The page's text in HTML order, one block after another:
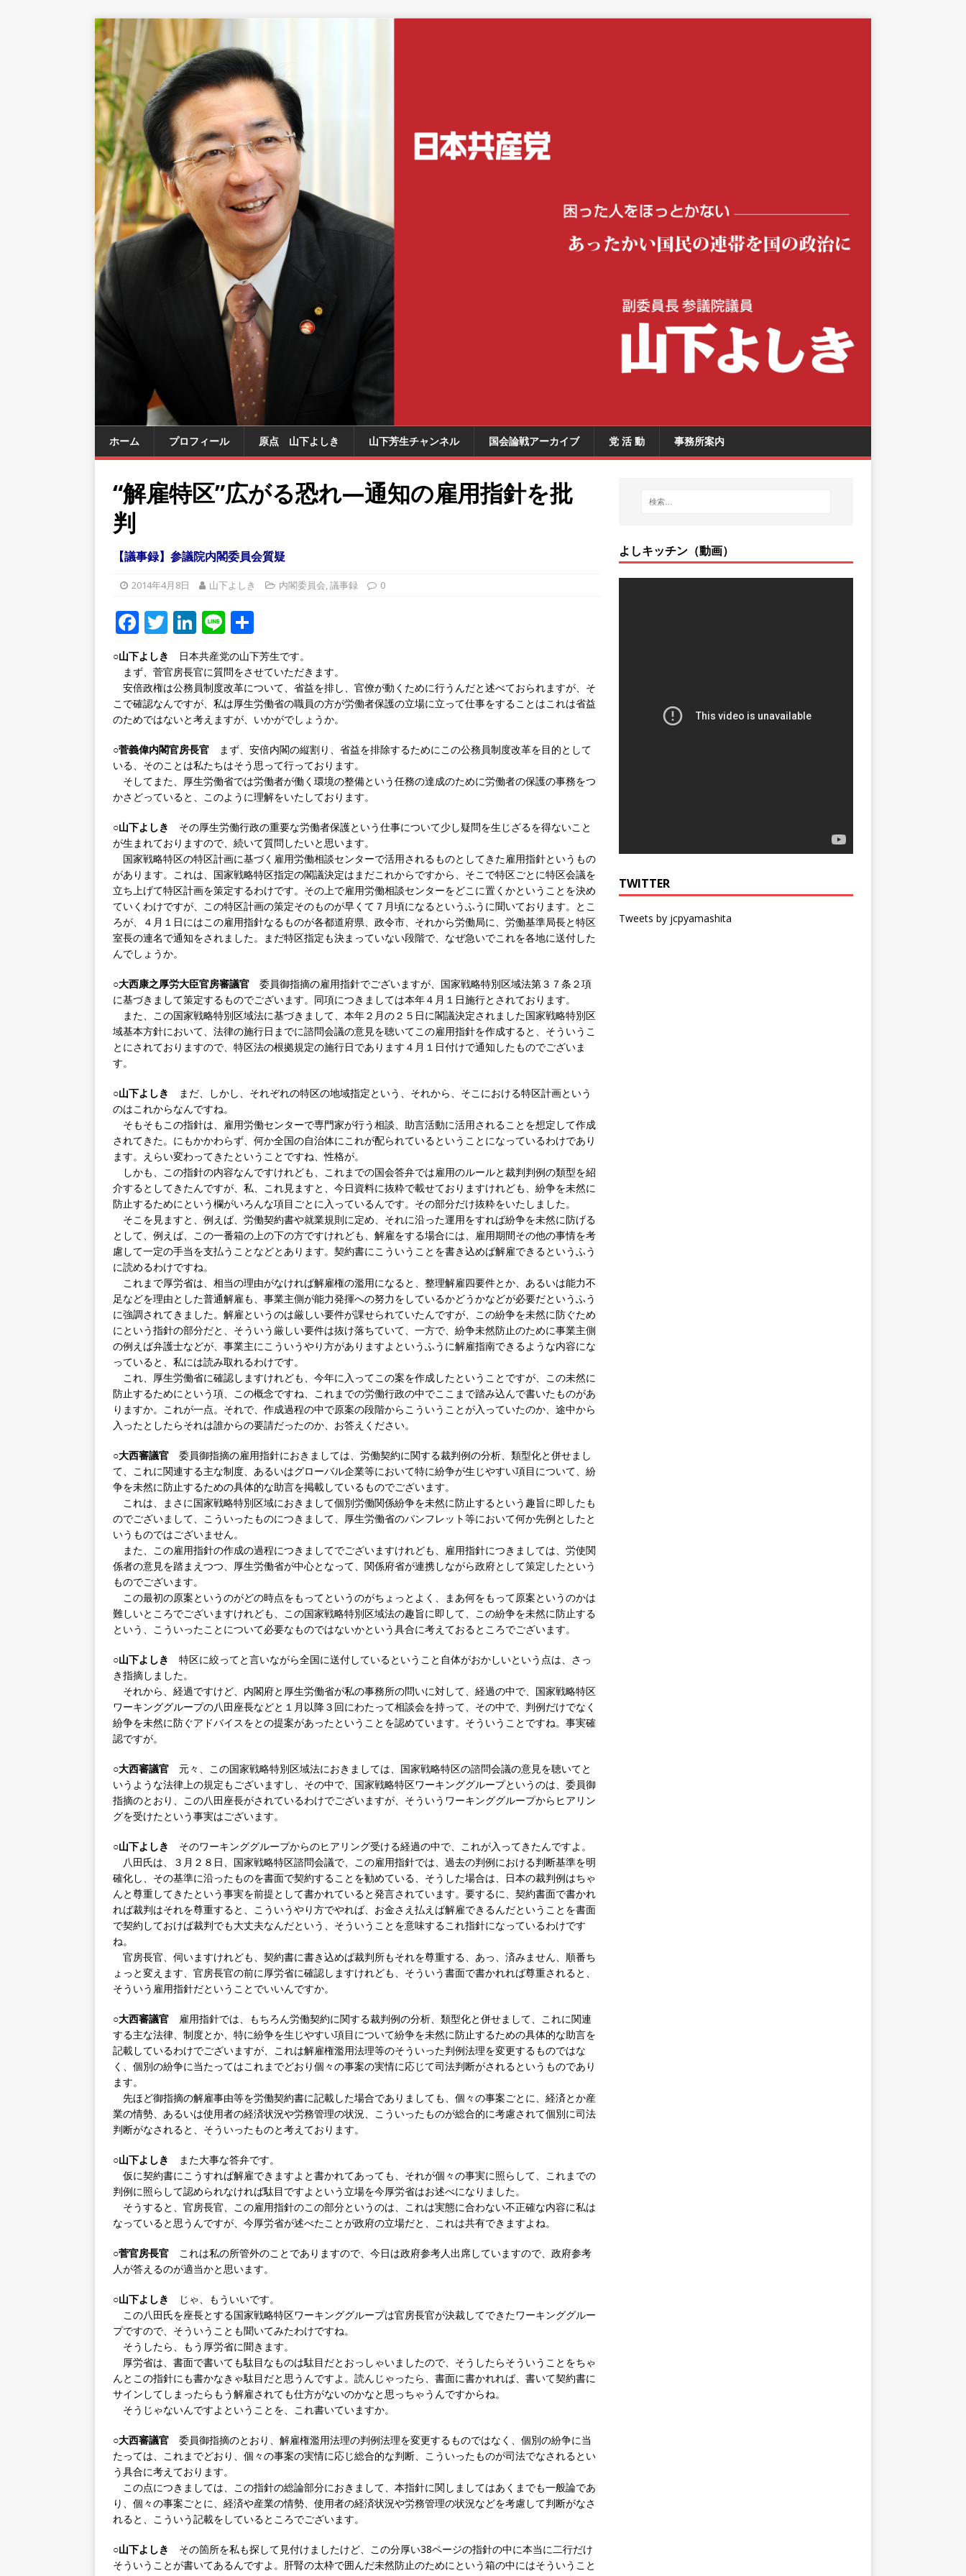
ホーム プロフィール 原点 山下よしき 山下芳生チャンネル 国会論戦アーカイブ 党 活 動 事務所案内
“解雇特区”広がる恐れ—通知の雇用指針を批
判
【議事録】参議院内閣委員会質疑
2014年4月8日 山下よしき 内閣委員会,議事録 0
F
a
c
e
b
o
o
k
T
w
it
te
r
Li
n
k
e
dI
n
Li
n
e
有
○山下よしき
日本共産党の山下芳生です。
まず、菅官房長官に質問をさせていただきます。
安倍政権は公務員制度改革について、省益を排し、官僚が動くために行うんだと述べておられますが、そ
こで確認なんですが、私は厚生労働省の職員の方が労働者保護の立場に立って仕事をすることはこれは省益
のためではないと考えますが、いかがでしょうか。
○菅義偉内閣官房長官 まず、安倍内閣の縦割り、省益を排除するためにこの公務員制度改革を目的として
いる、そのことは私たちはそう思って行っております。
そしてまた、厚生労働省では労働者が働く環境の整備という任務の達成のために労働者の保護の事務をつ
かさどっていると、このように理解をいたしております。
○山下よしき
その厚生労働行政の重要な労働者保護という仕事について少し疑問を生じざるを得ないこと
が生まれておりますので、続いて質問したいと思います。
国家戦略特区の特区計画に基づく雇用労働相談センターで活用されるものとしてきた雇用指針というもの
があります。これは、国家戦略特区指定の閣議決定はまだこれからですから、そこで特区ごとに特区会議を
立ち上げて特区計画を策定するわけです。その上で雇用労働相談センターをどこに置くかということを決め
ていくわけですが、この特区計画の策定そのものが早くて７月頃になるというふうに聞いております。とこ
ろが、４月１日にはこの雇用指針なるものが各都道府県、政令市、それから労働局に、労働基準局長と特区
室長の連名で通知をされました。まだ特区指定も決まっていない段階で、なぜ急いでこれを各地に送付した
んでしょうか。
○大西康之厚労大臣官房審議官 委員御指摘の雇用指針でございますが、国家戦略特別区域法第３７条２項
に基づきまして策定するものでございます。同項につきましては本年４月１日施行とされております。
また、この国家戦略特別区域法に基づきまして、本年２月の２５日に閣議決定されました国家戦略特別区
域基本方針において、法律の施行日までに諮問会議の意見を聴いてこの雇用指針を作成すると、そういうこ
とにされておりますので、特区法の根拠規定の施行日であります４月１日付けで通知したものでございま
す。
○山下よしき
まだ、しかし、それぞれの特区の地域指定という、それから、そこにおける特区計画という
のはこれからなんですね。
そもそもこの指針は、雇用労働センターで専門家が行う相談、助言活動に活用されることを想定して作成
されてきた。にもかかわらず、何か全国の自治体にこれが配られているということになっているわけであり
ます。えらい変わってきたということですね、性格が。
しかも、この指針の内容なんですけれども、これまでの国会答弁では雇用のルールと裁判判例の類型を紹
介するとしてきたんですが、私、これ見ますと、今日資料に抜粋で載せておりますけれども、紛争を未然に
防止するためにという欄がいろんな項目ごとに入っているんです。その部分だけ抜粋をいたしました。
そこを見ますと、例えば、労働契約書や就業規則に定め、それに沿った運用をすれば紛争を未然に防げる
として、例えば、この一番箱の上の下の方ですけれども、解雇をする場合には、雇用期間その他の事情を考
慮して一定の手当を支払うことなどとあります。契約書にこういうことを書き込めば解雇できるというふう
に読めるわけですね。
これまで厚労省は、相当の理由がなければ解雇権の濫用になると、整理解雇四要件とか、あるいは能力不
足などを理由とした普通解雇も、事業主側が能力発揮への努力をしているかどうかなどが必要だというふう
に強調されてきました。解雇というのは厳しい要件が課せられていたんですが、この紛争を未然に防ぐため
にという指針の部分だと、そういう厳しい要件は抜け落ちていて、一方で、紛争未然防止のために事業主側
の例えば弁護士などが、事業主にこういうやり方がありますよというふうに解雇指南できるような内容にな
っていると、私には読み取れるわけです。
これ、厚生労働省に確認しますけれども、今年に入ってこの案を作成したということですが、この未然に
防止するためにという項、この概念ですね、これまでの労働行政の中でここまで踏み込んで書いたものがあ
りますか。これが一点。それで、作成過程の中で原案の段階からこういうことが入っていたのか、途中から
入ったとしたらそれは誰からの要請だったのか、お答えください。
○大西審議官 委員御指摘の雇用指針におきましては、労働契約に関する裁判例の分析、類型化と併せまし
て、これに関連する主な制度、あるいはグローバル企業等において特に紛争が生じやすい項目について、紛
争を未然に防止するための具体的な助言を掲載しているものでございます。
これは、まさに国家戦略特別区域におきまして個別労働関係紛争を未然に防止するという趣旨に即したも
のでございまして、こういったものにつきまして、厚生労働省のパンフレット等において何か先例としたと
いうものではございません。
また、この雇用指針の作成の過程につきましてでございますけれども、雇用指針につきましては、労使関
係者の意見を踏まえつつ、厚生労働省が中心となって、関係府省が連携しながら政府として策定したという
ものでございます。
この最初の原案というのがどの時点をもってというのがちょっとよく、まあ何をもって原案というのかは
難しいところでございますけれども、この国家戦略特別区域法の趣旨に即して、この紛争を未然に防止する
という、こういったことについて必要なものではないかという具合に考えておるところでございます。
○山下よしき
特区に絞ってと言いながら全国に送付しているということ自体がおかしいという点は、さっ
き指摘しました。
それから、経過ですけど、内閣府と厚生労働省が私の事務所の問いに対して、経過の中で、国家戦略特区
ワーキンググループの八田座長などと１月以降３回にわたって相談会を持って、その中で、判例だけでなく
紛争を未然に防ぐアドバイスをとの提案があったということを認めています。そういうことですね。事実確
認ですが。
○大西審議官 元々、この国家戦略特別区域法におきましては、国家戦略特区の諮問会議の意見を聴いてと
いうような法律上の規定もございますし、その中で、国家戦略特区ワーキンググループというのは、委員御
指摘のとおり、この八田座長がされているわけでございますが、そういうワーキンググループからヒアリン
グを受けたという事実はございます。
○山下よしき
そのワーキンググループからのヒアリング受ける経過の中で、これが入ってきたんですよ。
八田氏は、３月２８日、国家戦略特区諮問会議で、この雇用指針では、過去の判例における判断基準を明
確化し、その基準に沿ったものを書面で契約することを勧めている、そうした場合は、日本の裁判例はちゃ
んと尊重してきたという事実を前提として書かれていると発言されています。要するに、契約書面で書かれ
れば裁判はそれを尊重すると、こういうやり方でやれば、お金さえ払えば解雇できるんだということを書面
で契約しておけば裁判でも大丈夫なんだという、そういうことを意味するこれ指針になっているわけです
ね。
官房長官、伺いますけれども、契約書に書き込めば裁判所もそれを尊重する、あっ、済みません、順番ち
ょっと変えます、官房長官の前に厚労省に確認しますけれども、そういう書面で書かれれば尊重されると、
そういう雇用指針だということでいいんですか。
○大西審議官 雇用指針では、もちろん労働契約に関する裁判例の分析、類型化と併せまして、これに関連
する主な法律、制度とか、特に紛争を生じやすい項目について紛争を未然に防止するための具体的な助言を
記載しているわけでございますが、これは解雇権濫用法理等のそういった判例法理を変更するものではな
く、個別の紛争に当たってはこれまでどおり個々の事案の実情に応じて司法判断がされるというものであり
ます。
先ほど御指摘の解雇事由等を労働契約書に記載した場合でありましても、個々の事案ごとに、経済とか産
業の情勢、あるいは使用者の経済状況や労務管理の状況、こういったものが総合的に考慮されて個別に司法
判断がなされると、そういったものと考えております。
○山下よしき
また大事な答弁です。
仮に契約書にこうすれば解雇できますよと書かれてあっても、それが個々の事実に照らして、これまでの
判例に照らして認められなければ駄目ですよという立場を今厚労省はお述べになりました。
そうすると、官房長官、この雇用指針のこの部分というのは、これは実態に合わない不正確な内容に私は
なっていると思うんですが、今厚労省が述べたことが政府の立場だと、これは共有できますよね。
○菅官房長官 これは私の所管外のことでありますので、今日は政府参考人出席していますので、政府参考
人が答えるのが適当かと思います。
○山下よしき
じゃ、もういいです。
この八田氏を座長とする国家戦略特区ワーキンググループは官房長官が決裁してできたワーキンググルー
プですので、そういうことも聞いてみたわけですね。
そうしたら、もう厚労省に聞きます。
厚労省は、書面で書いても駄目なものは駄目だとおっしゃいましたので、そうしたらそういうことをちゃ
んとこの指針にも書かなきゃ駄目だと思うんですよ。読んじゃったら、書面に書かれれば、書いて契約書に
サインしてしまったらもう解雇されても仕方がないのかなと思っちゃうんですからね。
そうじゃないんですよということを、これ書いていますか。
○大西審議官 委員御指摘のとおり、解雇権濫用法理の判例法理を変更するものではなく、個別の紛争に当
たっては、これまでどおり、個々の事案の実情に応じ総合的な判断、こういったものが司法でなされるとい
う具合に考えております。
この点につきましては、この指針の総論部分におきまして、本指針に関しましてはあくまでも一般論であ
り、個々の事案ごとに、経済や産業の情勢、使用者の経済状況や労務管理の状況などを考慮して判断がなさ
れると、こういう記載をしているところでございます。
○山下よしき
その箇所を私も探して見付けましたけど、この分厚い38ページの指針の中に本当に二行だけ
そういうことが書いてあるんですよ。肝腎の太枠で囲んだ未然防止のためにという箱の中にはそういうこと
よしキッチン（動画）
TWITTER
Tweets by jcpyamashita